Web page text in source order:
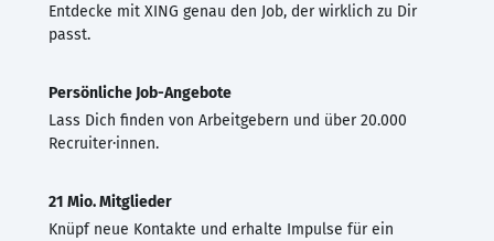
Entdecke mit XING genau den Job, der wirklich zu Dir
passt.
Persönliche Job-Angebote
Lass Dich finden von Arbeitgebern und über 20.000
Recruiter·innen.
21 Mio. Mitglieder
Knüpf neue Kontakte und erhalte Impulse für ein